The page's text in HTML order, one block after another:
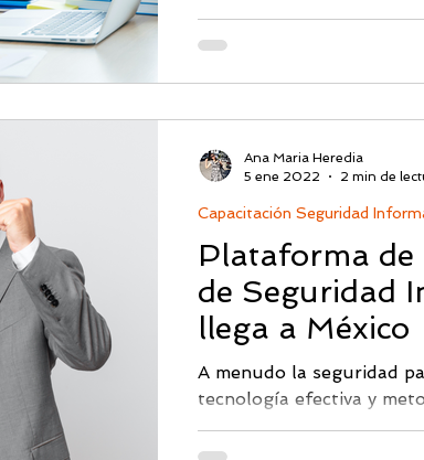
Plataforma de
de Seguridad
llega a México
A menudo la seguridad
tecnología efectiva y
inteligentes. Sin
Capacitación Seguridad
Ana Maria Heredia
5 ene 2022
2 min de